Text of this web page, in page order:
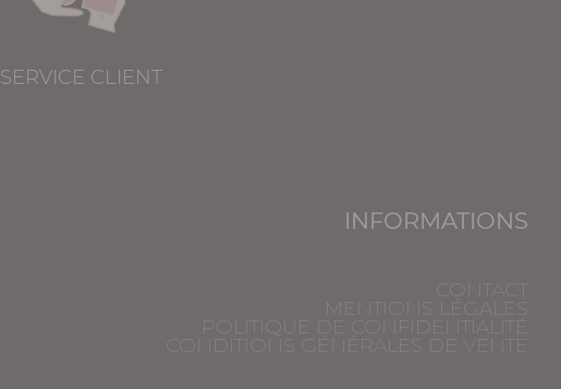
SERVICE CLIENT
INFORMATIONS
CONTACT
MENTIONS LÉGALES
POLITIQUE DE CONFIDENTIALITÉ
CONDITIONS GÉNÉRALES DE VENTE